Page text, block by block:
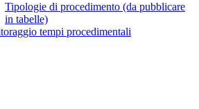
Tipologie di procedimento (da pubblicare
in tabelle)
tempi procedimentali